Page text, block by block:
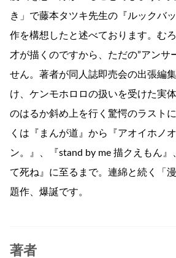
き」で藤本タツキ先生の『ルックバ
作を構想したと述べております。む
才が描くのですから、ただの”アンサ
せん。著者が同人誌即売会の出張編
け、ケンモホロロの扱いを受けた実
のはるか斜め上を行く驚愕のラスト
くは『まんが道』から『アオイホノ
ン。』、『stand by me 描クえもん
て死ね』に至るまで。連綿と続く「
題作、爆誕です。
著者